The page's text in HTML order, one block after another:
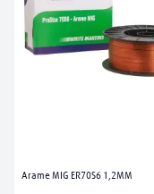
Arame MIG ER70S6 1,2MM